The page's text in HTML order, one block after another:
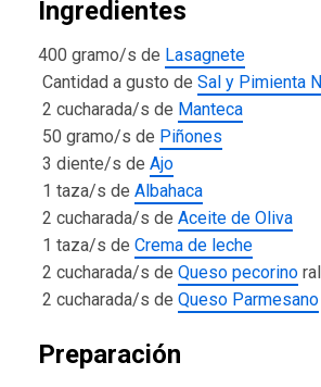
Ingredientes
400 gramo/s de Lasagnete
Cantidad a gusto de Sal y Pimienta
2 cucharada/s de Manteca
50 gramo/s de Piñones
3 diente/s de Ajo
1 taza/s de Albahaca
2 cucharada/s de Aceite de Oliva
1 taza/s de Crema de leche
2 cucharada/s de Queso pecorino
2 cucharada/s de Queso Parmesano
Preparación